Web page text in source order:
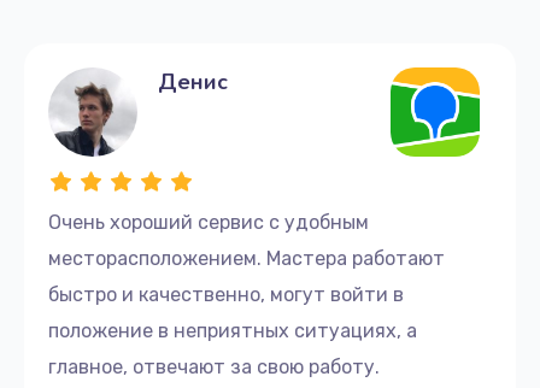
Очень хороший сервис с удобным
месторасположением. Мастера работают
быстро и качественно, могут войти в
положение в неприятных ситуациях, а
главное, отвечают за свою работу.
Денис